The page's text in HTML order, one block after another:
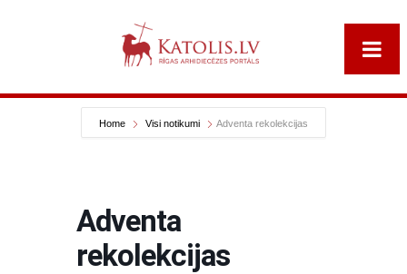
Home Visi notikumi Adventa rekolekcijas
Adventa
rekolekcijas